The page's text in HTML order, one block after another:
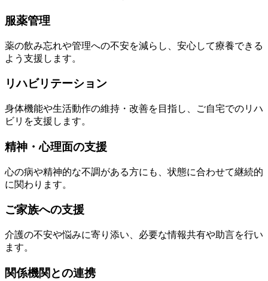
服薬管理
薬の飲み忘れや管理への不安を減らし、安心して療養できる
よう支援します。
リハビリテーション
身体機能や生活動作の維持・改善を目指し、ご自宅でのリハ
ビリを支援します。
精神・心理面の支援
心の病や精神的な不調がある方にも、状態に合わせて継続的
に関わります。
ご家族への支援
介護の不安や悩みに寄り添い、必要な情報共有や助言を行い
ます。
関係機関との連携